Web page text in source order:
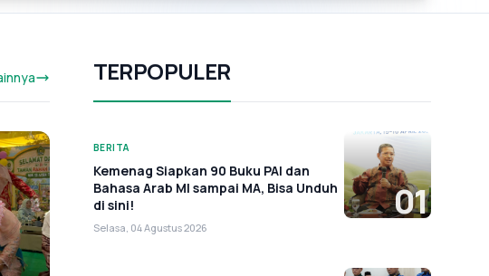
TERPOPULER
BERITA
Kemenag Siapkan 90 Buku PAI dan
Bahasa Arab MI sampai MA, Bisa Unduh
di sini!
Selasa, 04 Agustus 2026
01